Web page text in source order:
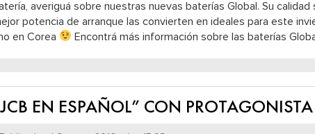
averiguá sobre nuestras nuevas baterías Global. Su
potencia de arranque las convierten en ideales para este
en Corea
Encontrá más información sobre las baterías
EN ESPAÑOL” CON